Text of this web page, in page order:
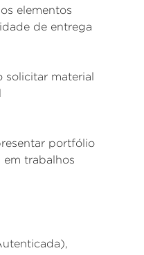
elementos
de entrega
solicitar material
portfólio
em trabalhos